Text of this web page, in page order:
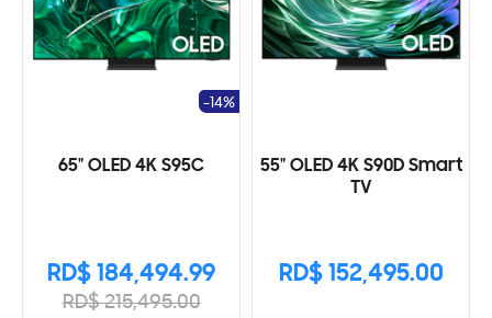
65" OLED 4K S95C
RD$ 184,494.99
RD$ 215,495.00
-14%
55" OLED 4K S90D Smart
TV
RD$ 152,495.00